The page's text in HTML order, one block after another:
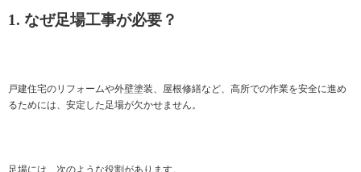
1. なぜ足場工事が必要？
戸建住宅のリフォームや外壁塗装、屋根修繕など、高所での作業を安全に進め
るためには、安定した足場が欠かせません。